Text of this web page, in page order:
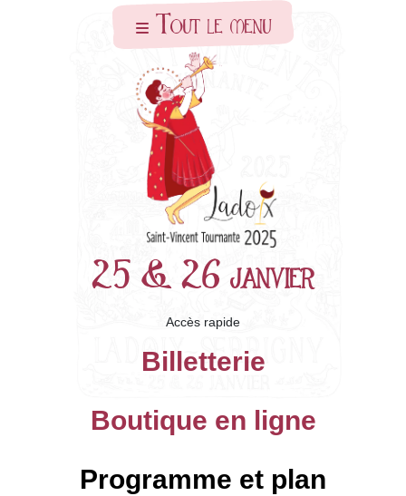
Skip to main contentTout le menu
25 & 26 janvier
Accès rapide
Billetterie
Boutique en ligne
Programme et plan